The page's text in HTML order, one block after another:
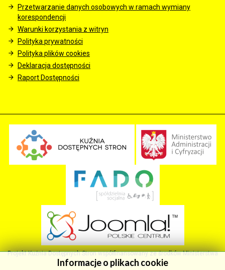
Przetwarzanie danych osobowych w ramach wymiany
korespondencji
Warunki korzystania z witryn
Polityka prywatności
Polityka plików cookies
Deklaracja dostępności
Raport Dostępności
Projekt Kuźnia Dostępnych Stron współfinansowany ze środków Ministerstwa
Administracji i Cyfryzacji
Informacje o plikach cookie